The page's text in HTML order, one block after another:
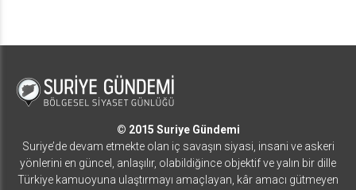
© 2015 Suriye Gündemi
Suriye’de devam etmekte olan iç savaşın siyasi, insani ve askeri
yönlerini en güncel, anlaşılır, olabildiğince objektif ve yalın bir dille
Türkiye kamuoyuna ulaştırmayı amaçlayan, kâr amacı gütmeyen